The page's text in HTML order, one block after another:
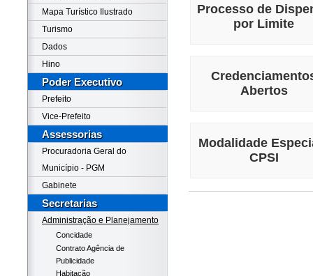
Mapa Turístico Ilustrado
Turismo
Dados
Hino
Poder Executivo
Prefeito
Vice-Prefeito
Assessorias
Procuradoria Geral do
Município - PGM
Gabinete
Secretarias
Administração e Planejamento
Concidade
Contrato Agência de
Publicidade
Habitação
Processo de
por Limite
Abertos
Modalidade
CPSI